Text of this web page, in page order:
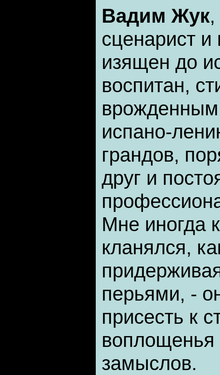
Вадим Жук
сценарист и
изящен до
воспитан,
врожденным
испано-
грандов,
друг и
Мне иногда
кланялся,
перьями, -
присесть к
замыслов.